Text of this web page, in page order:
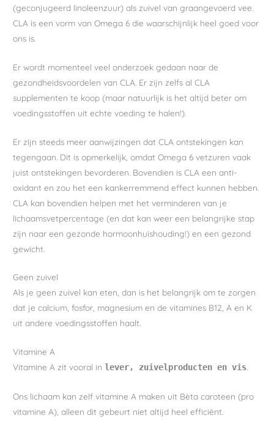
(geconjugeerd linoleenzuur) als zuivel van graangevoerd vee.
CLA is een vorm van Omega 6 die waarschijnlijk heel goed voor
ons is.
Er wordt momenteel veel onderzoek gedaan naar de
gezondheidsvoordelen van CLA. Er zijn zelfs al CLA
supplementen te koop (maar natuurlijk is het altijd beter om
voedingsstoffen uit echte voeding te halen!).
Er zijn steeds meer aanwijzingen dat CLA ontstekingen kan
tegengaan. Dit is opmerkelijk, omdat Omega 6 vetzuren vaak
juist ontstekingen bevorderen. Bovendien is CLA een anti-
oxidant en zou het een kankerremmend effect kunnen hebben.
CLA kan bovendien helpen met het verminderen van je
lichaamsvetpercentage (en dat kan weer een belangrijke stap
zijn naar een gezonde hormoonhuishouding!) en een gezond
gewicht.
Geen zuivel
Als je geen zuivel kan eten, dan is het belangrijk om te zorgen
dat je calcium, fosfor, magnesium en de vitamines B12, A en K
uit andere voedingsstoffen haalt.
Vitamine A
Vitamine A zit vooral inlever, zuivelproducten en vis.
Ons lichaam kan zelf vitamine A maken uit Bèta caroteen (pro
vitamine A), alleen dit gebeurt niet altijd heel efficiënt.